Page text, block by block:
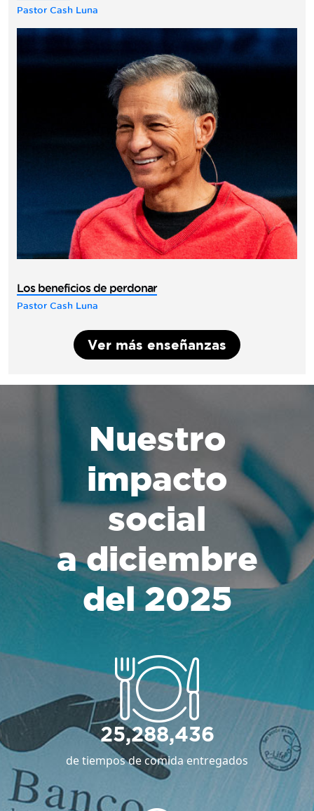
Pastor Cash Luna
Los beneficios de perdonar
Pastor Cash Luna
Ver más enseñanzas
Nuestro
impacto
social
a diciembre
del 2025
25,288,436
de tiempos de comida entregados